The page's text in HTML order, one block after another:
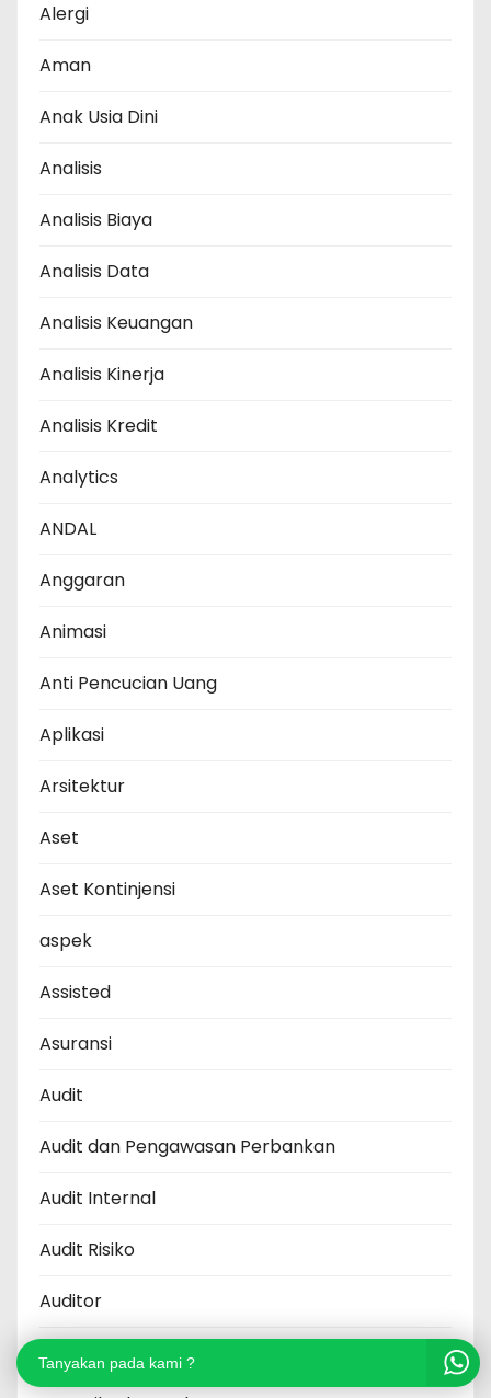
Alergi
Aman
Anak Usia Dini
Analisis
Analisis Biaya
Analisis Data
Analisis Keuangan
Analisis Kinerja
Analisis Kredit
Analytics
ANDAL
Anggaran
Animasi
Anti Pencucian Uang
Aplikasi
Arsitektur
Aset
Aset Kontinjensi
aspek
Assisted
Asuransi
Audit
Audit dan Pengawasan Perbankan
Audit Internal
Audit Risiko
Auditor
Augmented Reality
Tanyakan pada kami ?